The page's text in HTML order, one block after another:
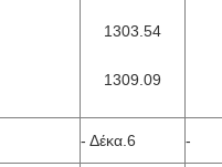
1303.54
1309.09
- Δέκα.6
-